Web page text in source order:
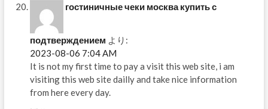
гостиничные чеки москва купить с
подтверждением より:
2023-08-06 7:04 AM
It is not my first time to pay a visit this web site, i am
visiting this web site dailly and take nice information
from here every day.